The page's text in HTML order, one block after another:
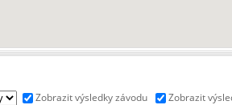
Zobrazit výsledky závodu
Zobrazit